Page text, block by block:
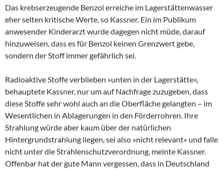
Das krebserzeugende Benzol erreiche im Lagerstättenwasser
eher selten kritische Werte, so Kassner. Ein im Publikum
anwesender Kinderarzt wurde dagegen nicht müde, darauf
hinzuweisen, dass es für Benzol keinen Grenzwert gebe,
sondern der Stoff immer gefährlich sei.
Radioaktive Stoffe verblieben »unten in der Lagerstätte«,
behauptete Kassner, nur um auf Nachfrage zuzugeben, dass
diese Stoffe sehr wohl auch an die Oberfläche gelangten – im
Wesentlichen in Ablagerungen in den Förderrohren. Ihre
Strahlung würde aber kaum über der natürlichen
Hintergrundstrahlung liegen, sei also »nicht relevant« und falle
nicht unter die Strahlenschutzverordnung, meinte Kassner.
Offenbar hat der gute Mann vergessen, dass in Deutschland